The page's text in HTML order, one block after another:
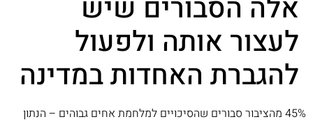
אלה הסבורים שיש
לעצור אותה ולפעול
להגברת האחדות במדינה
45% מהציבור סבורים שהסיכויים למלחמת אחים גבוהים – הנתון